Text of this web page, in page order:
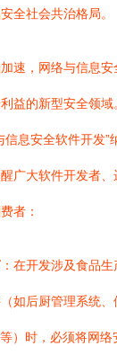
全社会共治格局。
速，网络与信息
益的新型安全领
信息安全软件开发
广大软件开发者
者：
：在开发涉及食品
如后厨管理系统
）时，必须将网